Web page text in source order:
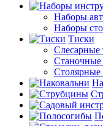
Наборы
Наборы
Тиски
Слесарные
Станочные
Столярные